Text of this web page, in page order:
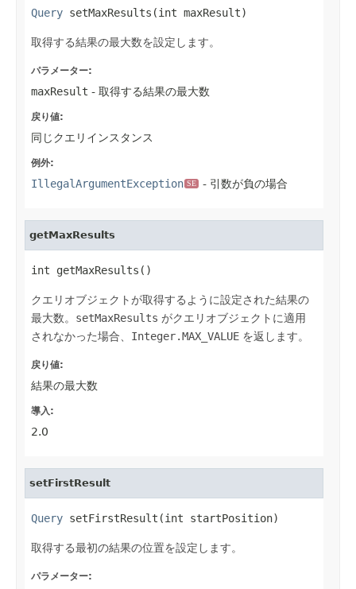
Query setMaxResults(int maxResult)
取得する結果の最大数を設定します。
パラメーター:
maxResult - 取得する結果の最大数
戻り値:
同じクエリインスタンス
例外:
IllegalArgumentException SE - 引数が負の場合
getMaxResults
int getMaxResults()
クエリオブジェクトが取得するように設定された結果の
最大数。 setMaxResults がクエリオブジェクトに適用
されなかった場合、 Integer.MAX_VALUE を返します。
戻り値:
結果の最大数
導入:
2.0
setFirstResult
Query setFirstResult(int startPosition)
取得する最初の結果の位置を設定します。
パラメーター: